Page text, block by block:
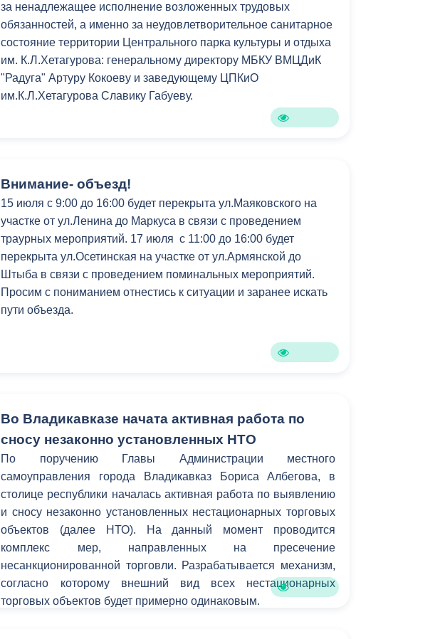
за ненадлежащее исполнение возложенных трудовых
обязанностей, а именно за неудовлетворительное санитарное
состояние территории Центрального парка культуры и отдыха
им. К.Л.Хетагурова: генеральному директору МБКУ ВМЦДиК
"Радуга" Артуру Кокоеву и заведующему ЦПКиО
им.К.Л.Хетагурова Славику Габуеву.
Внимание- объезд!
15 июля с 9:00 до 16:00 будет перекрыта ул.Маяковского на
участке от ул.Ленина до Маркуса в связи с проведением
траурных мероприятий. 17 июля с 11:00 до 16:00 будет
перекрыта ул.Осетинская на участке от ул.Армянской до
Штыба в связи с проведением поминальных мероприятий.
Просим с пониманием отнестись к ситуации и заранее искать
пути объезда.
Во Владикавказе начата активная работа по
сносу незаконно установленных НТО
По поручению Главы Администрации местного
самоуправления города Владикавказ Бориса Албегова, в
столице республики началась активная работа по выявлению
и сносу незаконно установленных нестационарных торговых
объектов (далее НТО). На данный момент проводится
комплекс мер, направленных на пресечение
несанкционированной торговли. Разрабатывается механизм,
согласно которому внешний вид всех нестационарных
торговых объектов будет примерно одинаковым.